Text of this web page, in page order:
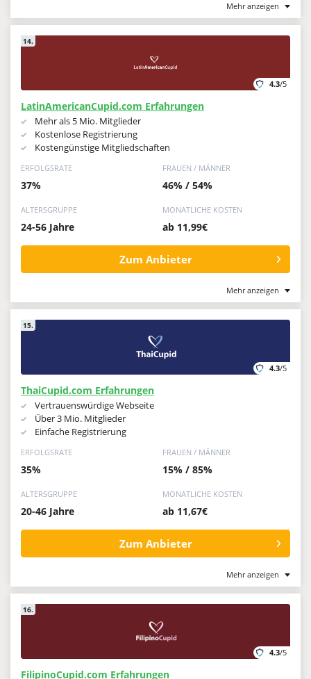
Mehr anzeigen
14.
4.3/5
LatinAmericanCupid.com Erfahrungen
Mehr als 5 Mio. Mitglieder
Kostenlose Registrierung
Kostengünstige Mitgliedschaften
ERFOLGSRATE
37%
FRAUEN / MÄNNER
46% / 54%
ALTERSGRUPPE
24-56 Jahre
MONATLICHE KOSTEN
ab 11,99€
Zum Anbieter
Mehr anzeigen
15.
4.3/5
ThaiCupid.com Erfahrungen
Vertrauenswürdige Webseite
Über 3 Mio. Mitglieder
Einfache Registrierung
ERFOLGSRATE
35%
FRAUEN / MÄNNER
15% / 85%
ALTERSGRUPPE
20-46 Jahre
MONATLICHE KOSTEN
ab 11,67€
Zum Anbieter
Mehr anzeigen
16.
4.3/5
FilipinoCupid.com Erfahrungen